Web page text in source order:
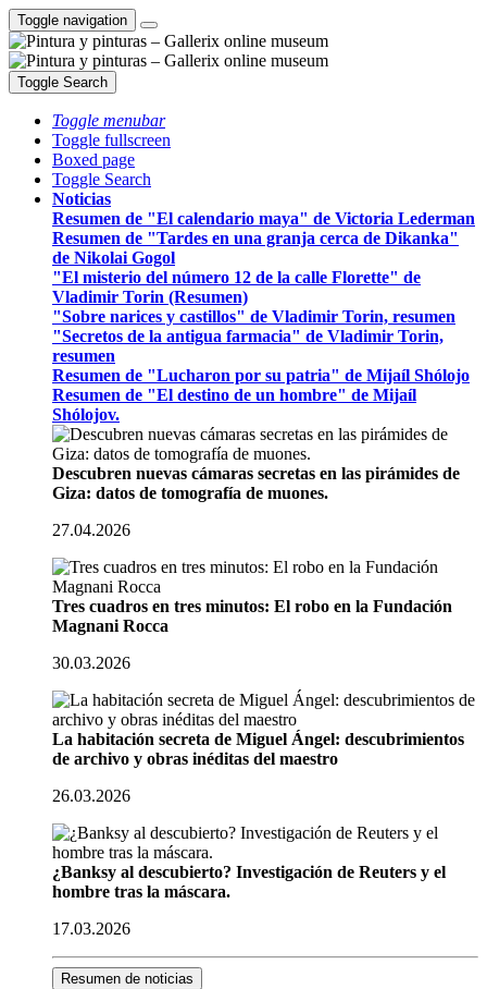
Toggle navigation
Toggle Search
Toggle menubar
Toggle fullscreen
Boxed page
Toggle Search
Noticias
Resumen de "El calendario maya" de Victoria Lederman
Resumen de "Tardes en una granja cerca de Dikanka"
de Nikolai Gogol
"El misterio del número 12 de la calle Florette" de
Vladimir Torin (Resumen)
"Sobre narices y castillos" de Vladimir Torin, resumen
"Secretos de la antigua farmacia" de Vladimir Torin,
resumen
Resumen de "Lucharon por su patria" de Mijaíl Shólojo
Resumen de "El destino de un hombre" de Mijaíl
Shólojov.
Descubren nuevas cámaras secretas en las pirámides de
Giza: datos de tomografía de muones.
27.04.2026
Tres cuadros en tres minutos: El robo en la Fundación
Magnani Rocca
30.03.2026
La habitación secreta de Miguel Ángel: descubrimientos
de archivo y obras inéditas del maestro
26.03.2026
¿Banksy al descubierto? Investigación de Reuters y el
hombre tras la máscara.
17.03.2026
Resumen de noticias